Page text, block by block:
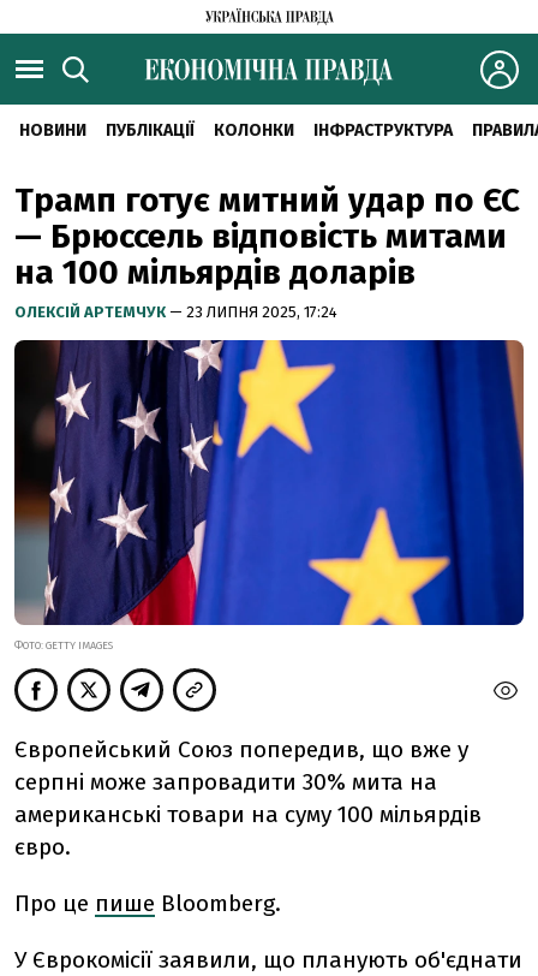
НОВИНИ ПУБЛІКАЦІЇ КОЛОНКИ ІНФРАСТРУКТУРА
Трамп готує митний удар по ЄС
— Брюссель відповість митами
на 100 мільярдів доларів
ОЛЕКСІЙ АРТЕМЧУК — 23 ЛИПНЯ 2025, 17:24
ФОТО: GETTY IMAGES
Європейський Союз попередив, що вже у
серпні може запровадити 30% мита на
американські товари на суму 100 мільярдів
євро.
Про це пише Bloomberg.
У Єврокомісії заявили, що планують об'єднати